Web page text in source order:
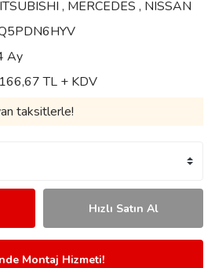
, MERCEDES , NISSAN
Ay
TL + KDV
taksitlerle!
Hızlı Satın Al
Montaj Hizmeti!